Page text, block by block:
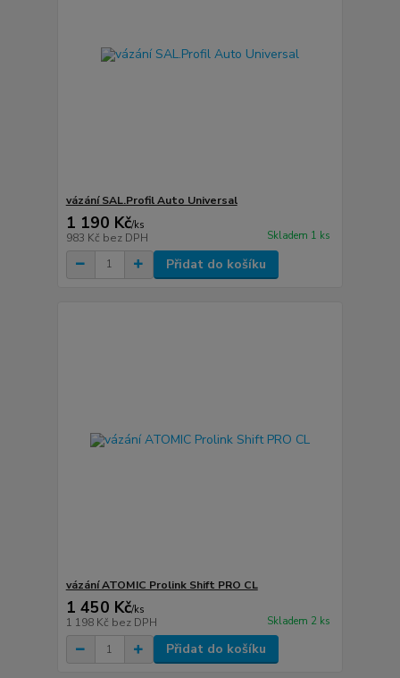
vázání SAL.Profil Auto Universal
1 190 Kč/ks
983 Kč bez DPH Skladem 1 ks
Přidat do košíku
vázání ATOMIC Prolink Shift PRO CL
1 450 Kč/ks
1 198 Kč bez DPH Skladem 2 ks
Přidat do košíku